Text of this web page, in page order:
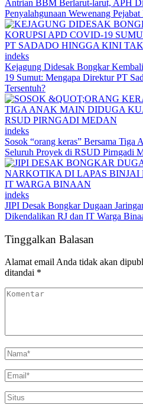
Antrian BBM Berlarut-larut, APH
Penyalahgunaan Wewenang Pejabat
indeks
Kejagung Didesak Bongkar
19 Sumut: Mengapa Direktur PT
Tersentuh?
indeks
Sosok “orang keras” Bersama Tiga
Seluruh Proyek di RSUD Pirngadi
indeks
JIPI Desak Bongkar Dugaan
Dikendalikan RJ dan IT Warga
Tinggalkan Balasan
Alamat email Anda tidak akan
ditandai *